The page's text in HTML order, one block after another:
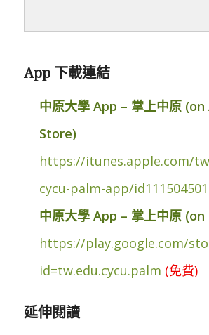
App 下載連結
中原大學 App – 掌上中原
Store)
https://itunes.apple.com/
cycu-palm-app/
中原大學 App – 掌上中原
https://play.google.com/
id=tw.edu.cycu.palm (免費)
延伸閱讀